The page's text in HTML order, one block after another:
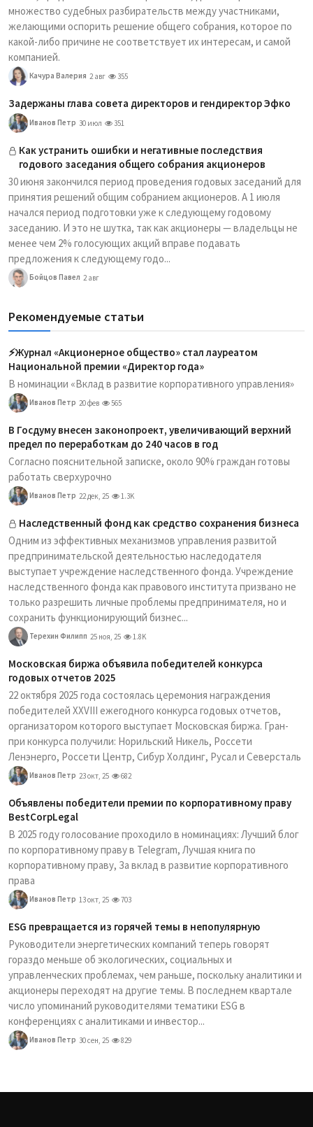
множество судебных разбирательств между участниками,
желающими оспорить решение общего собрания, которое по
какой-либо причине не соответствует их интересам, и самой
компанией.
Качура Валерия 2 авг 355
Задержаны глава совета директоров и гендиректор Эфко
Иванов Петр 30 июл 351
Как устранить ошибки и негативные последствия
годового заседания общего собрания акционеров
30 июня закончился период проведения годовых заседаний для
принятия решений общим собранием акционеров. А 1 июля
начался период подготовки уже к следующему годовому
заседанию. И это не шутка, так как акционеры — владельцы не
менее чем 2% голосующих акций вправе подавать
предложения к следующему годо...
Бойцов Павел 2 авг
Рекомендуемые статьи
⚡️Журнал «Акционерное общество» стал лауреатом
Национальной премии «Директор года»
В номинации «Вклад в развитие корпоративного управления»
Иванов Петр 20 фев 565
В Госдуму внесен законопроект, увеличивающий верхний
предел по переработкам до 240 часов в год
Согласно пояснительной записке, около 90% граждан готовы
работать сверхурочно
Иванов Петр 22 дек, 25 1.3K
Наследственный фонд как средство сохранения бизнеса
Одним из эффективных механизмов управления развитой
предпринимательской деятельностью наследодателя
выступает учреждение наследственного фонда. Учреждение
наследственного фонда как правового института призвано не
только разрешить личные проблемы предпринимателя, но и
сохранить функционирующий бизнес...
Терехин Филипп 25 ноя, 25 1.8K
Московская биржа объявила победителей конкурса
годовых отчетов 2025
22 октября 2025 года состоялась церемония награждения
победителей XXVIII ежегодного конкурса годовых отчетов,
организатором которого выступает Московская биржа. Гран-
при конкурса получили: Норильский Никель, Россети
Ленэнерго, Россети Центр, Сибур Холдинг, Русал и Северсталь
Иванов Петр 23 окт, 25 682
Объявлены победители премии по корпоративному праву
BestCorpLegal
В 2025 году голосование проходило в номинациях: Лучший блог
по корпоративному праву в Telegram, Лучшая книга по
корпоративному праву, За вклад в развитие корпоративного
права
Иванов Петр 13 окт, 25 703
ESG превращается из горячей темы в непопулярную
Руководители энергетических компаний теперь говорят
гораздо меньше об экологических, социальных и
управленческих проблемах, чем раньше, поскольку аналитики и
акционеры переходят на другие темы. В последнем квартале
число упоминаний руководителями тематики ESG в
конференциях с аналитиками и инвестор...
Иванов Петр 30 сен, 25 829